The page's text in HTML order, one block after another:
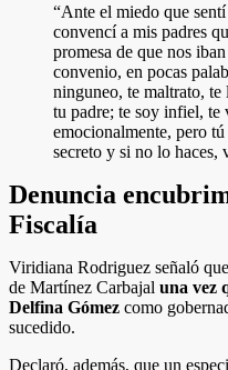
“Ante el miedo que
convencí a mis padres
promesa de que nos
convenio, en pocas
ninguneo, te maltrato,
tu padre; te soy infiel,
emocionalmente, pero
secreto y si no lo haces,
Denuncia
Fiscalía
Viridiana Rodriguez señaló
de Martínez Carbajal una vez
Delfina Gómez como
sucedido.
Declaró, además, que un